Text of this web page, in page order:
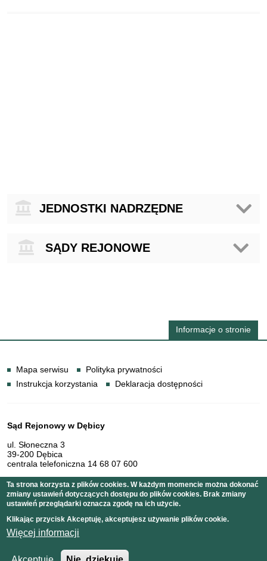
Jednostki nadrzędne
JEDNOSTKI NADRZĘDNE
Sądy Rejonowe
SĄDY REJONOWE
Informacje o stronie
Mapa serwisu
Polityka prywatności
Instrukcja korzystania
Deklaracja dostępności
Dane teleadresowe
Sąd Rejonowy w Dębicy
ul. Słoneczna 3
39-200 Dębica
centrala telefoniczna 14 68 07 600
Serwis pełni funkcję strony Biuletynu Informacji Publicznej
Copyright © 2011 Sąd Rejonowy w Dębicy
Ta strona korzysta z plików cookies. W każdym momencie można dokonać
zmiany ustawień dotyczących dostępu do plików cookies. Brak zmiany
ustawień przeglądarki oznacza zgodę na ich użycie.
Klikając przycisk Akceptuję, akceptujesz używanie plików cookie.
Więcej informacji